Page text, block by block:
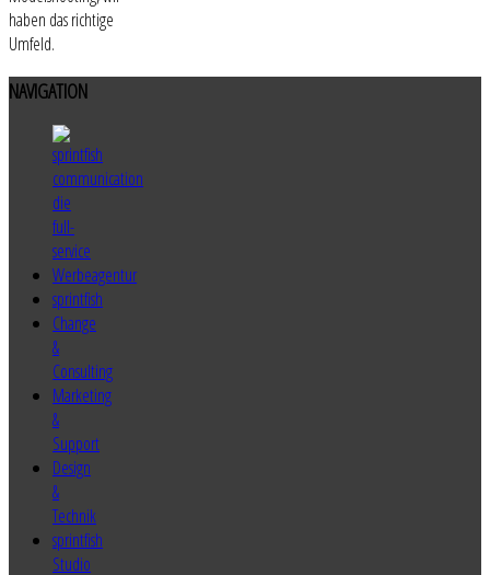
haben das richtige
Umfeld.
NAVIGATION
sprintfish
Change
&
Consulting
Marketing
&
Support
Design
&
Technik
sprintfish
Studio